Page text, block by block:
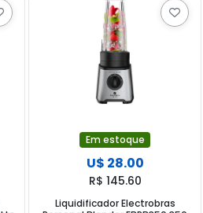
Em estoque
U$ 28.00
R$ 145.60
Liquidificador Electrobras